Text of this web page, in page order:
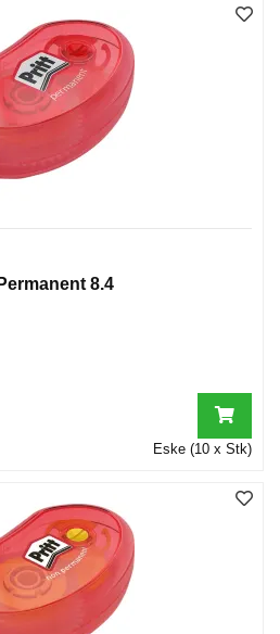
8.4
Eske (10 x Stk)